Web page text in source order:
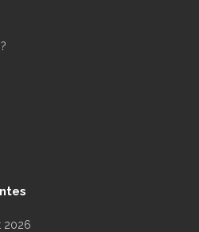
2026